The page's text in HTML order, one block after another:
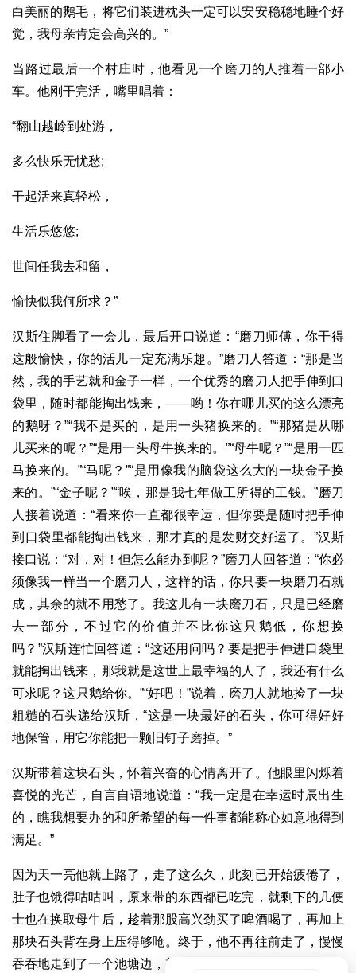
白美丽的鹅毛，将它们装进枕头一定可以安安稳稳地睡个好
觉，我母亲肯定会高兴的。”
当路过最后一个村庄时，他看见一个磨刀的人推着一部小
车。他刚干完活，嘴里唱着：
“翻山越岭到处游，
多么快乐无忧愁;
干起活来真轻松，
生活乐悠悠;
世间任我去和留，
愉快似我何所求？”
汉斯住脚看了一会儿，最后开口说道：“磨刀师傅，你干得
这般愉快，你的活儿一定充满乐趣。”磨刀人答道：“那是当
然，我的手艺就和金子一样，一个优秀的磨刀人把手伸到口
袋里，随时都能掏出钱来，——哟！你在哪儿买的这么漂亮
的鹅呀？”“我不是买的，是用一头猪换来的。”“那猪是从哪
儿买来的呢？”“是用一头母牛换来的。”“母牛呢？”“是用一匹
马换来的。”“马呢？”“是用像我的脑袋这么大的一块金子换
来的。”“金子呢？”“唉，那是我七年做工所得的工钱。”磨刀
人接着说道：“看来你一直都很幸运，但你要是随时把手伸
到口袋里都能掏出钱来，那才真的是发财交好运了。”汉斯
接口说：“对，对！但怎么能办到呢？”磨刀人回答道：“你必
须像我一样当一个磨刀人，这样的话，你只要一块磨刀石就
成，其余的就不用愁了。我这儿有一块磨刀石，只是已经磨
去一部分，不过它的价值并不比你这只鹅低，你想换
吗？”汉斯连忙回答道：“这还用问吗？要是把手伸进口袋里
就能掏出钱来，那我就是这世上最幸福的人了，我还有什么
可求呢？这只鹅给你。”“好吧！”说着，磨刀人就地捡了一块
粗糙的石头递给汉斯，“这是一块最好的石头，你可得好好
地保管，用它你能把一颗旧钉子磨掉。”
汉斯带着这块石头，怀着兴奋的心情离开了。他眼里闪烁着
喜悦的光芒，自言自语地说道：“我一定是在幸运时辰出生
的，瞧我想要办的和所希望的每一件事都能称心如意地得到
满足。”
因为天一亮他就上路了，走了这么久，此刻已开始疲倦了，
肚子也饿得咕咕叫，原来带的东西都已吃完，就剩下的几便
士也在换取母牛后，趁着那股高兴劲买了啤酒喝了，再加上
那块石头背在身上压得够呛。终于，他不再往前走了，慢慢
吞吞地走到了一个池塘边，想在这儿喝点水，休息一会儿。